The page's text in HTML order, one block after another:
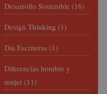
Desarrollo Sostenible (16)
Design Thinking (1)
Día Escritoras (1)
Diferencias hombre y
mujer (11)